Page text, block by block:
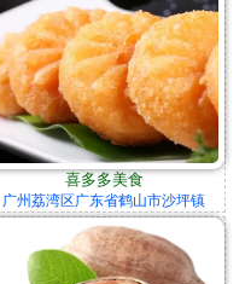
喜多多美食
广州荔湾区广东省鹤山市沙坪镇